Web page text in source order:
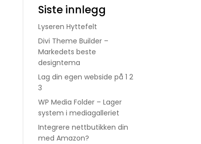
Siste innlegg
Lyseren Hyttefelt
Divi Theme Builder –
Markedets beste
designtema
Lag din egen webside på 1 2
3
WP Media Folder – Lager
system i mediagalleriet
Integrere nettbutikken din
med Amazon?